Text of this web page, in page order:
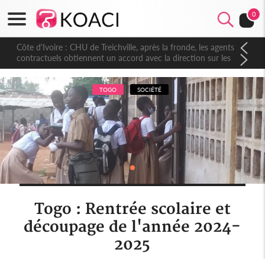
0
Côte d'Ivoire : CHU de Treichville, après la fronde, les agents
contractuels obtiennent un accord avec la direction sur les
arriérés du SMIG 2023
TOGO SOCIÉTÉ
Togo : Rentrée scolaire et
découpage de l'année 2024-
2025